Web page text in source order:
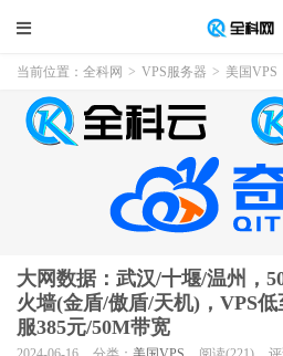
当前位置： 全科网 > VPS服务器 > 美国VPS
大网数据：武汉/十堰/温州，
火墙(金盾/傲盾/天机)，VPS
服385元/50M带宽